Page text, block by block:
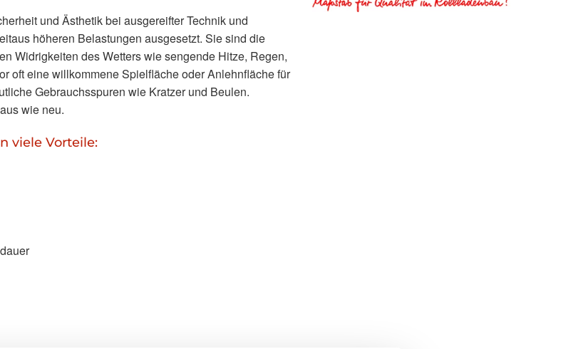
und Ästhetik bei ausgereifter Technik und
höheren Belastungen ausgesetzt. Sie sind die
Widrigkeiten des Wetters wie sengende Hitze, Regen,
oft eine willkommene Spielfläche oder Anlehnfläche für
Gebrauchsspuren wie Kratzer und Beulen.
wie neu.
viele Vorteile: